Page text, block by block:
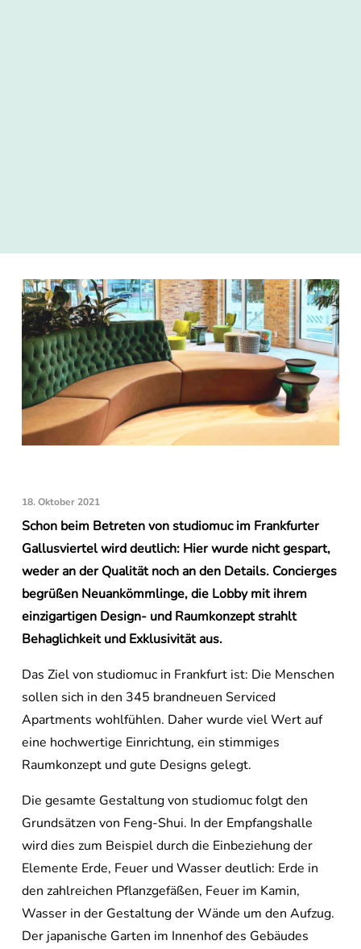
18. Oktober 2021
Schon beim Betreten von studiomuc im Frankfurter
Gallusviertel wird deutlich: Hier wurde nicht gespart,
weder an der Qualität noch an den Details. Concierges
begrüßen Neuankömmlinge, die Lobby mit ihrem
einzigartigen Design- und Raumkonzept strahlt
Behaglichkeit und Exklusivität aus.
Das Ziel von studiomuc in Frankfurt ist: Die Menschen
sollen sich in den 345 brandneuen Serviced
Apartments wohlfühlen. Daher wurde viel Wert auf
eine hochwertige Einrichtung, ein stimmiges
Raumkonzept und gute Designs gelegt.
Die gesamte Gestaltung von studiomuc folgt den
Grundsätzen von Feng-Shui. In der Empfangshalle
wird dies zum Beispiel durch die Einbeziehung der
Elemente Erde, Feuer und Wasser deutlich: Erde in
den zahlreichen Pflanzgefäßen, Feuer im Kamin,
Wasser in der Gestaltung der Wände um den Aufzug.
Der japanische Garten im Innenhof des Gebäudes